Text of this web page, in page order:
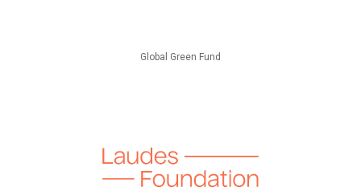
Global Green Fund